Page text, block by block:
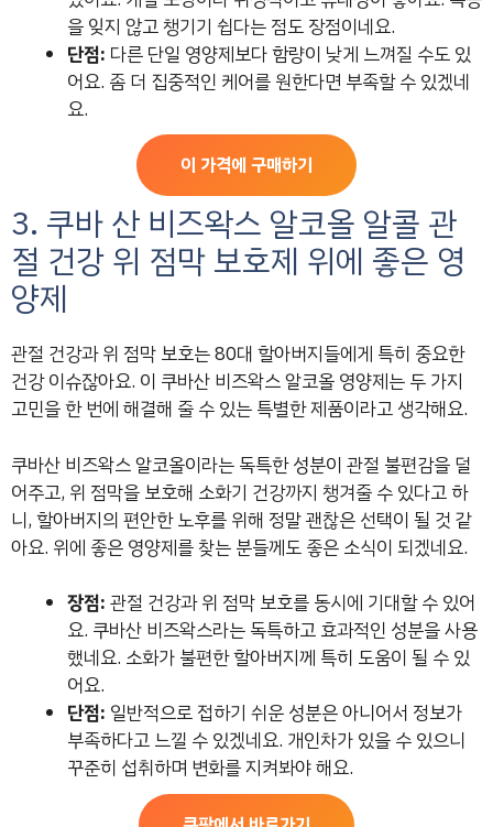
을 잊지 않고 챙기기 쉽다는 점도 장점이네요.
단점: 다른 단일 영양제보다 함량이 낮게 느껴질 수도 있
어요. 좀 더 집중적인 케어를 원한다면 부족할 수 있겠네
요.
이 가격에 구매하기
3. 쿠바 산 비즈왁스 알코올 알콜 관
절 건강 위 점막 보호제 위에 좋은 영
양제
관절 건강과 위 점막 보호는 80대 할아버지들에게 특히 중요한
건강 이슈잖아요. 이 쿠바산 비즈왁스 알코올 영양제는 두 가지
고민을 한 번에 해결해 줄 수 있는 특별한 제품이라고 생각해요.
쿠바산 비즈왁스 알코올이라는 독특한 성분이 관절 불편감을 덜
어주고, 위 점막을 보호해 소화기 건강까지 챙겨줄 수 있다고 하
니, 할아버지의 편안한 노후를 위해 정말 괜찮은 선택이 될 것 같
아요. 위에 좋은 영양제를 찾는 분들께도 좋은 소식이 되겠네요.
장점: 관절 건강과 위 점막 보호를 동시에 기대할 수 있어
요. 쿠바산 비즈왁스라는 독특하고 효과적인 성분을 사용
했네요. 소화가 불편한 할아버지께 특히 도움이 될 수 있
어요.
단점: 일반적으로 접하기 쉬운 성분은 아니어서 정보가
부족하다고 느낄 수 있겠네요. 개인차가 있을 수 있으니
꾸준히 섭취하며 변화를 지켜봐야 해요.